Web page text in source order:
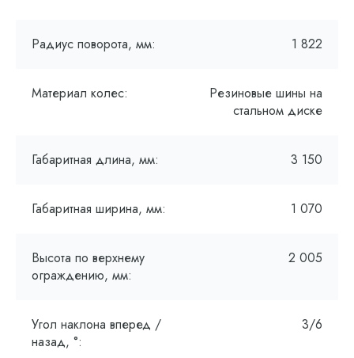
Радиус поворота, мм: 1 822
Материал колес:
Резиновые шины на
стальном диске
Габаритная длина, мм: 3 150
Габаритная ширина, мм: 1 070
Высота по верхнему
ограждению, мм:
2 005
Угол наклона вперед /
назад, °:
3/6